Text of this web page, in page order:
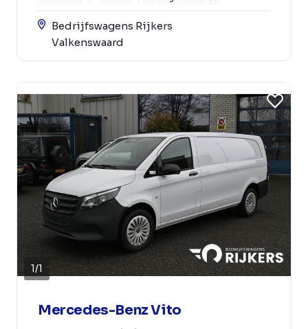
Bedrijfswagens Rijkers
Valkenswaard
1/1
Mercedes-Benz Vito